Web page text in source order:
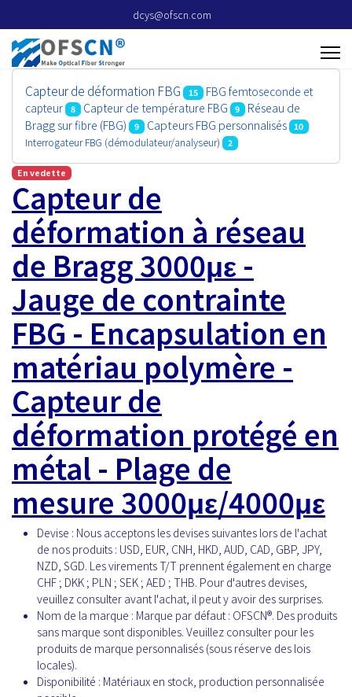
dcys@ofscn.com
Capteur de déformation FBG 15
FBG femtoseconde et
capteur
8 Capteur de température FBG 9
Réseau de
Bragg sur fibre (FBG)
9 Capteurs FBG personnalisés 10
Interrogateur FBG (démodulateur/analyseur) 2
En vedette
Capteur de
déformation à réseau
de Bragg 3000με -
Jauge de contrainte
FBG - Encapsulation en
matériau polymère -
Capteur de
déformation protégé en
métal - Plage de
mesure 3000με/4000με
Devise : Nous acceptons les devises suivantes lors de l'achat
de nos produits : USD, EUR, CNH, HKD, AUD, CAD, GBP, JPY,
NZD, SGD. Les virements T/T prennent également en charge
CHF ; DKK ; PLN ; SEK ; AED ; THB. Pour d'autres devises,
veuillez consulter avant l'achat, il peut y avoir des surprises.
Nom de la marque : Marque par défaut : OFSCN®. Des produits
sans marque sont disponibles. Veuillez consulter pour les
produits de marque personnalisés (sous réserve des lois
locales).
Disponibilité : Matériaux en stock, production personnalisée